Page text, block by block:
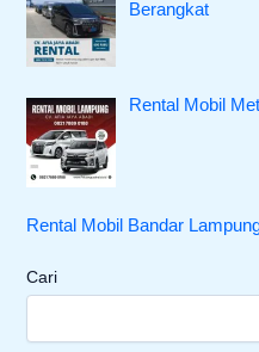
Berangkat
Rental Mobil
Rental Mobil Bandar
Cari